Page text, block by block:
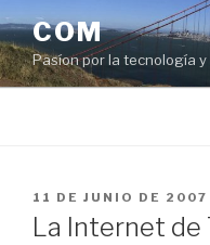
al
contenido
COM
Pasíon por la tecnología
PUBLICADO
EL
11 DE JUNIO DE 2007
La Internet de